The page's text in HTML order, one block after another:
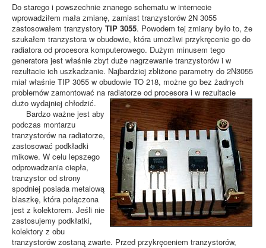
Do starego i powszechnie znanego schematu w internecie
wprowadziłem mała zmianę, zamiast tranzystorów 2N 3055
zastosowałem tranzystory TIP 3055. Powodem tej zmiany było to, że
szukałem tranzystora w obudowie, która umożliwi przykręcenie go do
radiatora od procesora komputerowego. Dużym minusem tego
generatora jest właśnie zbyt duże nagrzewanie tranzystorów i w
rezultacie ich uszkadzanie. Najbardziej zbliżone parametry do 2N3055
miał właśnie TIP 3055 w obudowie TO 218, możne go bez żadnych
problemów zamontować na radiatorze od procesora i w rezultacie
dużo wydajniej chłodzić.
Bardzo ważne jest aby
podczas montarzu
tranzystorów na radiatorze,
zastosować podkładki
mikowe. W celu lepszego
odprowadzania ciepła,
tranzystor od strony
spodniej posiada metalową
blaszkę, która połączona
jest z kolektorem. Jeśli nie
zastosujemy podkłatki,
kolektory z obu
tranzystorów zostaną zwarte. Przed przykręceniem tranzystorów,